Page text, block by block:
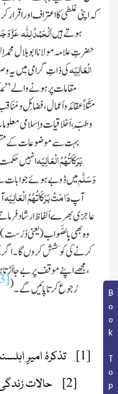
Book Topic
کہ اپنی غلطی کا اعتراف
ہوتے ہیںاَلْحَمْدُ لِلّٰہعَزَّ
حضرتِ علامہ مولانا ابوبلال
الْعَالِیَہکی ذاتِ گرامی میں یہ
مقامات پر ہونے والے
مَثَلاًعقائدو اَعمال، فضائِل و
وطِبّ ، اَخلاقیات و اِسلامی
بہت سے موضوعات کے
بَرَکَاتُہُمُ الْعَالِیَہانہیں
وَسَلَّممیں ڈوبے ہوئے جوابات
آپدَامَتْ بَرَکَاتُہُمُ الْعَالِیَہ
عاجزی بھرے اَلفاظ ارشاد
وہ بھی باِلصَّواب(یعنی دُرُست)
کرنے کی کوشش کروں گا۔ اگر
،مجھے اپنے موقف پر بے جا اَڑتا
رُجوع کرتا پائیں گے ۔(
[1] تذکرۂ اميرِِ اہلسنت قسط ۴،
[2] حالات زندگی